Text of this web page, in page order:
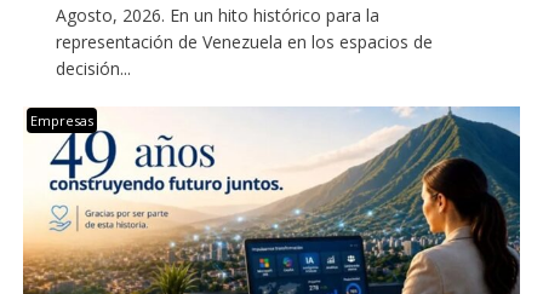
Agosto, 2026. En un hito histórico para la
representación de Venezuela en los espacios de
decisión...
Empresas